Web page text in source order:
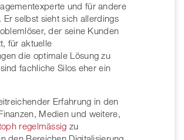
und für andere
Er selbst sieht sich allerdings
der seine Kunden
für aktuelle
die optimale Lösung zu
fachliche Silos eher ein
Erfahrung in den
Medien und weitere,
regelmässig zu